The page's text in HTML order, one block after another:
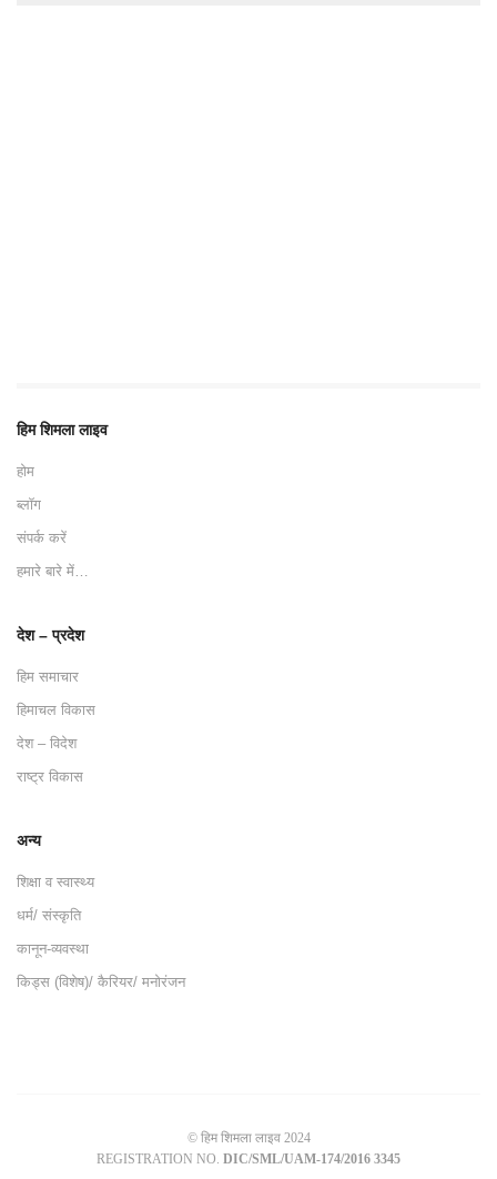
हिम शिमला लाइव
होम
ब्लॉग
संपर्क करें
हमारे बारे में…
देश – प्रदेश
हिम समाचार
हिमाचल विकास
देश – विदेश
राष्ट्र विकास
अन्य
शिक्षा व स्वास्थ्य
धर्म/ संस्कृति
कानून-व्यवस्था
किड्स (विशेष)/ कैरियर/ मनोरंजन
© हिम शिमला लाइव 2024
REGISTRATION NO. DIC/SML/UAM-174/2016 3345